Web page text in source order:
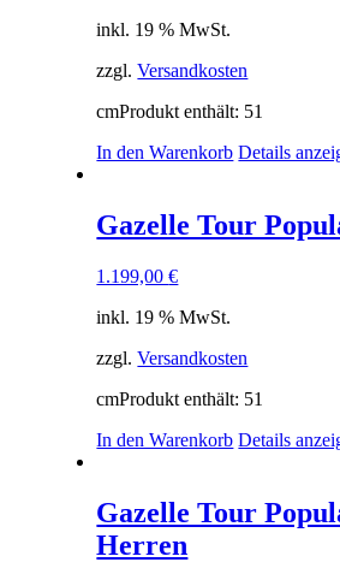
inkl. 19 % MwSt.
zzgl.Versandkosten
Produkt enthält: 51
cm
In den Warenkorb Details
Gazelle Tour
1.199,00€
inkl. 19 % MwSt.
zzgl.Versandkosten
Produkt enthält: 51
cm
In den Warenkorb Details
Gazelle Tour
Herren